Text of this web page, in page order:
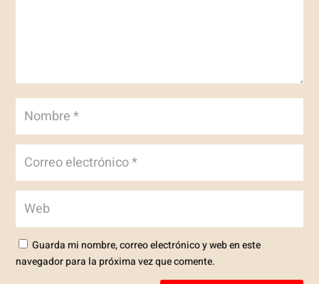
Guarda mi nombre, correo electrónico y web en este
navegador para la próxima vez que comente.